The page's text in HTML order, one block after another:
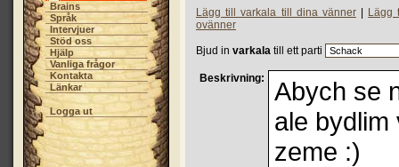
Brains
Språk
Intervjuer
Stöd oss
Hjälp
Vanliga frågor
Kontakta
Länkar
Logga ut
Lägg till varkala till dina vänner|
Lägg
ovänner
Bjud in varkala till ett parti
Beskrivning:
Abych se
ale bydlim
zeme :)